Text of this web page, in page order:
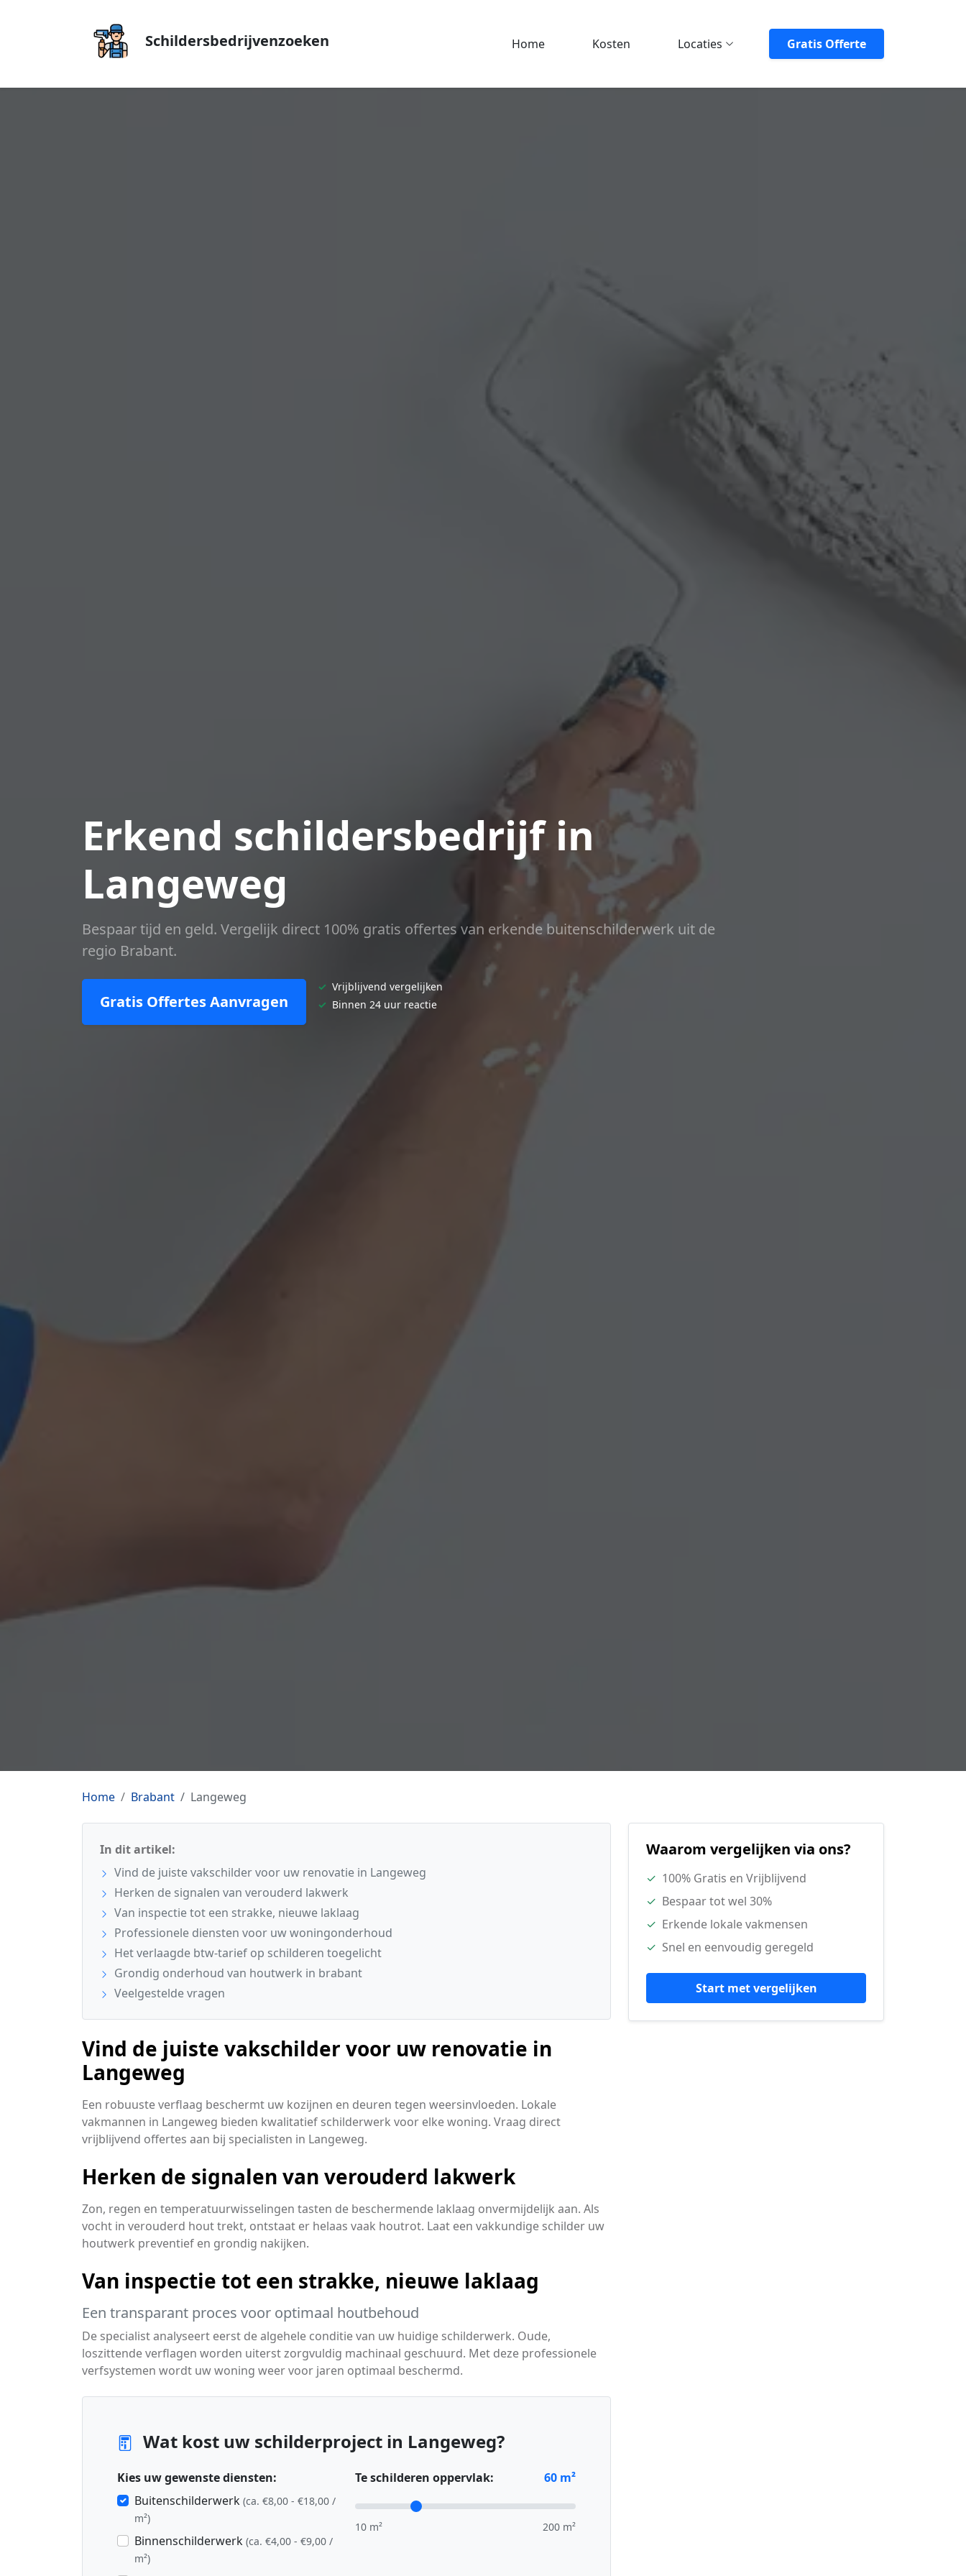
Schildersbedrijvenzoeken Home Kosten Locaties Gratis Offerte
Erkend schildersbedrijf in
Langeweg
Bespaar tijd en geld. Vergelijk direct 100% gratis offertes van erkende buitenschilderwerk uit de
regio Brabant.
Gratis Offertes Aanvragen
✓ Vrijblijvend vergelijken
✓ Binnen 24 uur reactie
Home Brabant Langeweg
In dit artikel:
Vind de juiste vakschilder voor uw renovatie in Langeweg
Herken de signalen van verouderd lakwerk
Van inspectie tot een strakke, nieuwe laklaag
Professionele diensten voor uw woningonderhoud
Het verlaagde btw-tarief op schilderen toegelicht
Grondig onderhoud van houtwerk in brabant
Veelgestelde vragen
Vind de juiste vakschilder voor uw renovatie in
Langeweg
Een robuuste verflaag beschermt uw kozijnen en deuren tegen weersinvloeden. Lokale
vakmannen in Langeweg bieden kwalitatief schilderwerk voor elke woning. Vraag direct
vrijblijvend offertes aan bij specialisten in Langeweg.
Herken de signalen van verouderd lakwerk
Zon, regen en temperatuurwisselingen tasten de beschermende laklaag onvermijdelijk aan. Als
vocht in verouderd hout trekt, ontstaat er helaas vaak houtrot. Laat een vakkundige schilder uw
houtwerk preventief en grondig nakijken.
Van inspectie tot een strakke, nieuwe laklaag
Een transparant proces voor optimaal houtbehoud
De specialist analyseert eerst de algehele conditie van uw huidige schilderwerk. Oude,
loszittende verflagen worden uiterst zorgvuldig machinaal geschuurd. Met deze professionele
verfsystemen wordt uw woning weer voor jaren optimaal beschermd.
Wat kost uw schilderproject in Langeweg?
Kies uw gewenste diensten:
Buitenschilderwerk (ca. €8,00 - €18,00 /
m²)
Binnenschilderwerk (ca. €4,00 - €9,00 /
m²)
Te schilderen oppervlak: 60 m²
10 m² 200 m²
Waarom vergelijken via ons?
✓ 100% Gratis en Vrijblijvend
✓ Bespaar tot wel 30%
✓ Erkende lokale vakmensen
✓ Snel en eenvoudig geregeld
Start met vergelijken